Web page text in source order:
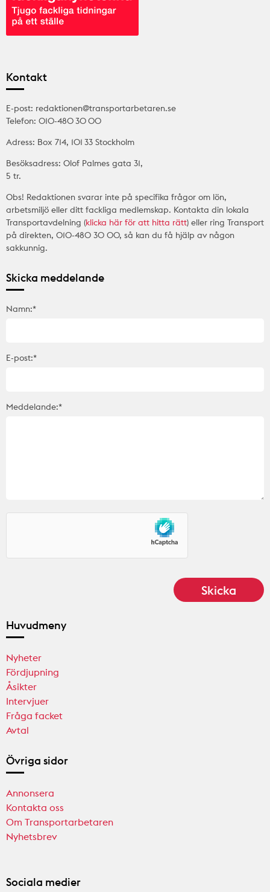
Kontakt
E-post: redaktionen@transportarbetaren.se
Telefon: 010-480 30 00
Adress: Box 714, 101 33 Stockholm
Besöksadress: Olof Palmes gata 31,
5 tr.
Obs! Redaktionen svarar inte på specifika frågor om lön,
arbetsmiljö eller ditt fackliga medlemskap. Kontakta din lokala
Transportavdelning (klicka här för att hitta rätt) eller ring Transport
på direkten, 010-480 30 00, så kan du få hjälp av någon
sakkunnig.
Skicka meddelande
Namn:*
E-post:*
Meddelande:*
Huvudmeny
Nyheter
Fördjupning
Åsikter
Intervjuer
Fråga facket
Avtal
Övriga sidor
Annonsera
Kontakta oss
Om Transportarbetaren
Nyhetsbrev
Sociala medier